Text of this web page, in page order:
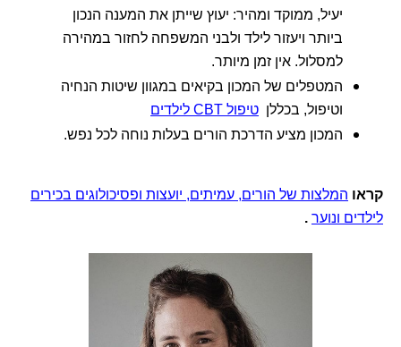
יעיל, ממוקד ומהיר: יעוץ שייתן את המענה הנכון
ביותר ויעזור לילד ולבני המשפחה לחזור במהירה
למסלול. אין זמן מיותר.
המטפלים של המכון בקיאים במגוון שיטות הנחיה
וטיפול, בכללן טיפול CBT לילדים
המכון מציע הדרכת הורים בעלות נוחה לכל נפש.
קראו המלצות של הורים, עמיתים, יועצות ופסיכולוגים בכירים
לילדים ונוער .